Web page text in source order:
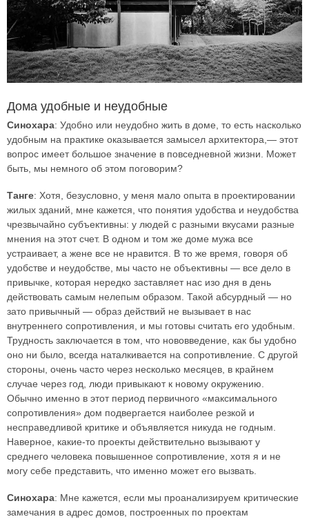
Дома удобные и неудобные
Синохара: Удобно или неудобно жить в доме, то есть насколько
удобным на практике оказывается замысел архитектора,— этот
вопрос имеет большое значение в повседневной жизни. Может
быть, мы немного об этом поговорим?
Танге: Хотя, безусловно, у меня мало опыта в проектировании
жилых зданий, мне кажется, что понятия удобства и неудобства
чрезвычайно субъективны: у людей с разными вкусами разные
мнения на этот счет. В одном и том же доме мужа все
устраивает, а жене все не нравится. В то же время, говоря об
удобстве и неудобстве, мы часто не объективны — все дело в
привычке, которая нередко заставляет нас изо дня в день
действовать самым нелепым образом. Такой абсурдный — но
зато привычный — образ действий не вызывает в нас
внутреннего сопротивления, и мы готовы считать его удобным.
Трудность заключается в том, что нововведение, как бы удобно
оно ни было, всегда наталкивается на сопротивление. С другой
стороны, очень часто через несколько месяцев, в крайнем
случае через год, люди привыкают к новому окружению.
Обычно именно в этот период первичного «максимального
сопротивления» дом подвергается наиболее резкой и
несправедливой критике и объявляется никуда не годным.
Наверное, какие-то проекты действительно вызывают у
среднего человека повышенное сопротивление, хотя я и не
могу себе представить, что именно может его вызвать.
Синохара: Мне кажется, если мы проанализируем критические
замечания в адрес домов, построенных по проектам